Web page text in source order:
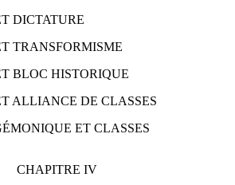
DICTATURE
TRANSFORMISME
BLOC HISTORIQUE
ALLIANCE DE CLASSES
ET CLASSES
CHAPITRE IV